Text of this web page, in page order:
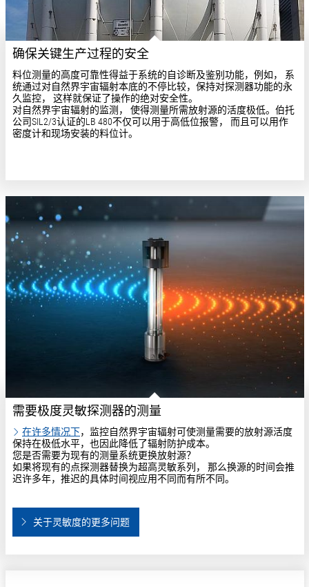
确保关键生产过程的安全
料位测量的高度可靠性得益于系统的自诊断及鉴别功能，例如， 系
统通过对自然界宇宙辐射本底的不停比较，保持对探测器功能的永
久监控， 这样就保证了操作的绝对安全性。
对自然界宇宙辐射的监测， 使得测量所需放射源的活度极低。伯托
公司SIL2/3认证的LB 480不仅可以用于高低位报警， 而且可以用作
密度计和现场安装的料位计。
需要极度灵敏探测器的测量
在许多情况下，监控自然界宇宙辐射可使测量需要的放射源活度
保持在极低水平，也因此降低了辐射防护成本。
您是否需要为现有的测量系统更换放射源？
如果将现有的点探测器替换为超高灵敏系列， 那么换源的时间会推
迟许多年，推迟的具体时间视应用不同而有所不同。
关于灵敏度的更多问题